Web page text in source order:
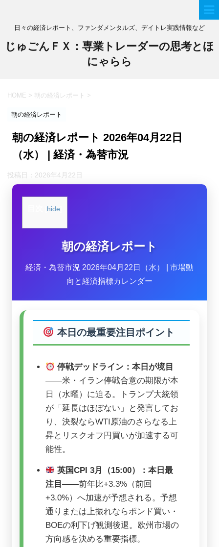
日々の経済レポート、ファンダメンタルズ、デイトレ実践情報など
じゅごんＦＸ：専業トレーダーの思考とほ
にゃらら
HOME > 朝の経済レポート >
朝の経済レポート
朝の経済レポート 2026年04月22日
（水） | 経済・為替市況
投稿日： 2026年4月22日
hide
朝の経済レポート
経済・為替市況 2026年04月22日（水） | 市場動
向と経済指標カレンダー
本日の最重要注目ポイント
停戦デッドライン：本日が境目
——米・イラン停戦合意の期限が本
日（水曜）に迫る。トランプ大統領
が「延長はほぼない」と発言してお
り、決裂ならWTI原油のさらなる上
昇とリスクオフ円買いが加速する可
能性。
英国CPI 3月（15:00）：本日最
注目 ——前年比+3.3%（前回
+3.0%）へ加速が予想される。予想
通りまたは上振れならポンド買い・
BOEの利下げ観測後退。欧州市場の
方向感を決める重要指標。